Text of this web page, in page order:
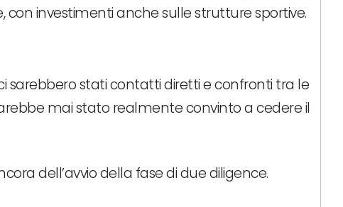
con investimenti anche sulle strutture sportive.
sarebbero stati contatti diretti e confronti tra le
mai stato realmente convinto a cedere il
dell’avvio della fase di due diligence.